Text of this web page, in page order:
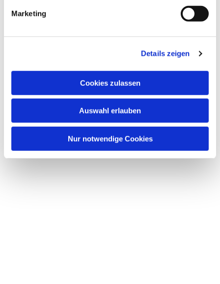
Marketing
Details zeigen
Cookies zulassen
Auswahl erlauben
Nur notwendige Cookies
interessieren